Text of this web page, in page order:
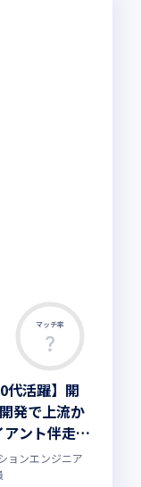
マッチ率
代活躍】開
発で上流か
ント伴走型
】大手直
業少・福利
ョンエンジニア